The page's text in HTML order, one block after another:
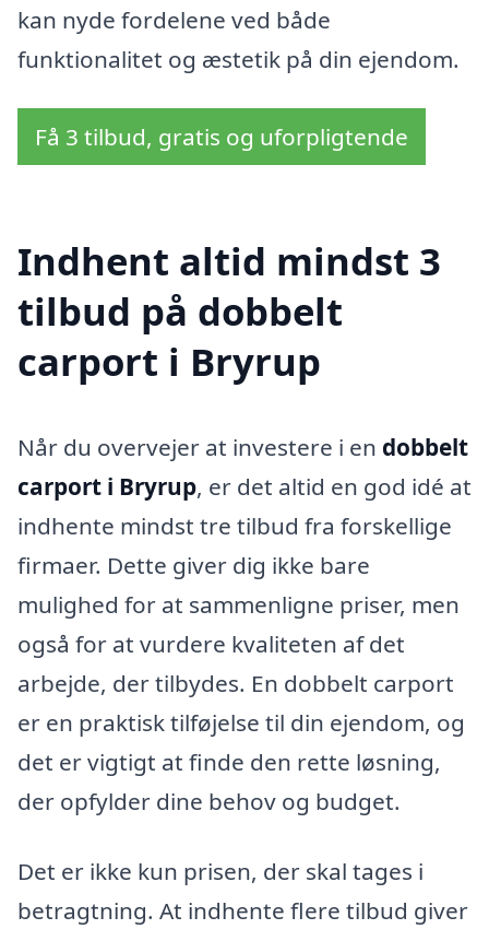
kan nyde fordelene ved både
funktionalitet og æstetik på din ejendom.
Få 3 tilbud, gratis og uforpligtende
Indhent altid mindst 3
tilbud på dobbelt
carport i Bryrup
Når du overvejer at investere i en dobbelt
carport i Bryrup, er det altid en god idé at
indhente mindst tre tilbud fra forskellige
firmaer. Dette giver dig ikke bare
mulighed for at sammenligne priser, men
også for at vurdere kvaliteten af det
arbejde, der tilbydes. En dobbelt carport
er en praktisk tilføjelse til din ejendom, og
det er vigtigt at finde den rette løsning,
der opfylder dine behov og budget.
Det er ikke kun prisen, der skal tages i
betragtning. At indhente flere tilbud giver